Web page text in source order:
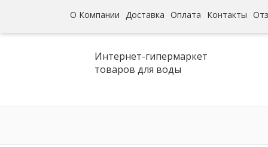
О Компании Доставка Оплата Контакты
Интернет-гипермаркет
товаров для воды